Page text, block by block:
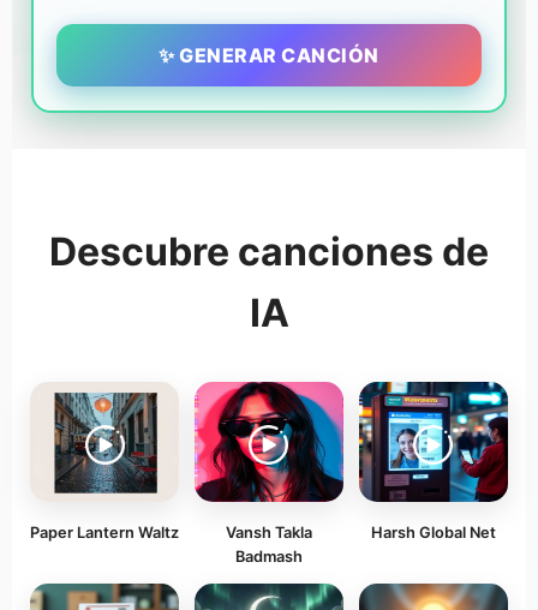
✨ GENERAR CANCIÓN
Descubre canciones de
IA
Paper Lantern Waltz
Vansh Takla
Badmash
Harsh Global Net